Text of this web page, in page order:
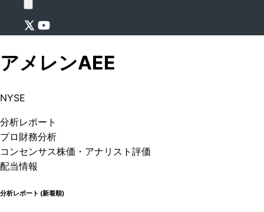
アメレンAEE
NYSE
分析レポート
プロ 財務分析
コンセンサス株価 ・アナリスト評価
配当情報
分析レポート (新着順)